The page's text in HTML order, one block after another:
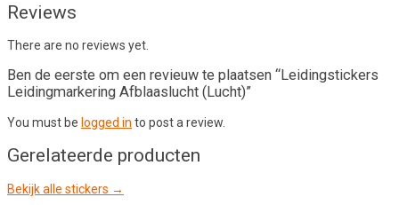
Reviews
There are no reviews yet.
Ben de eerste om een revieuw te plaatsen “Leidingstickers
Leidingmarkering Afblaaslucht (Lucht)”
You must be logged in to post a review.
Gerelateerde producten
Bekijk alle stickers →